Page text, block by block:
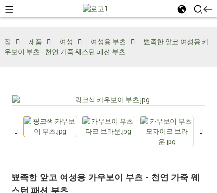
집 제품 여성 여성용 부츠
뾰족한 앞코 여성용 카
우보이 부츠 - 천연 가죽 웨스턴 패션 부츠
뾰족한 앞코 여성용 카우보이 부츠 - 천연 가죽 웨
스턴 패션 부츠